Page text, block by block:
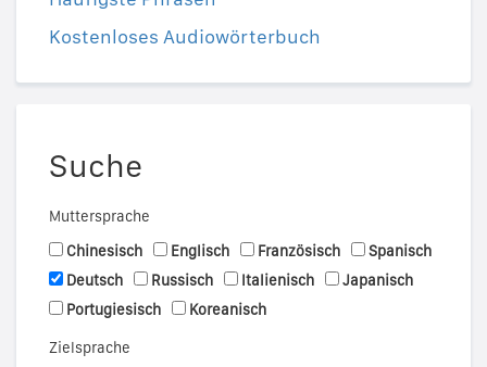
Kostenloses Audiowörterbuch
Suche
Muttersprache
Chinesisch
Englisch Französisch
Spanisch
Deutsch
Russisch Italienisch
Japanisch
Portugiesisch
Koreanisch
Zielsprache